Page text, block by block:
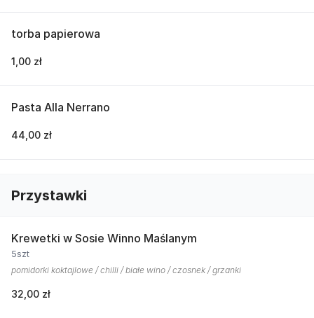
torba papierowa
1,00 zł
Pasta Alla Nerrano
44,00 zł
Przystawki
Krewetki w Sosie Winno Maślanym
5szt
pomidorki koktajlowe / chilli / białe wino / czosnek / grzanki
32,00 zł